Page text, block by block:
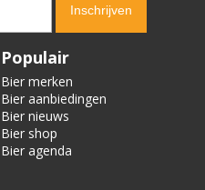
Populair
Bier merken
Bier aanbiedingen
Bier nieuws
Bier shop
Bier agenda